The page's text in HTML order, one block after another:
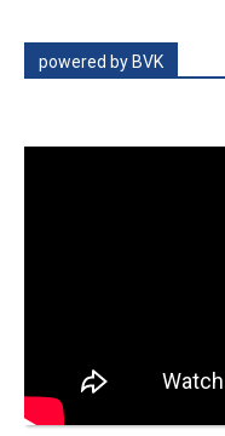
powered by BVK